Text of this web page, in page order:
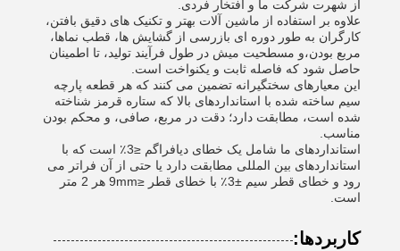
از شهرت شرکت ما و افتخار فردی.
علاوه بر استفاده از ماشین آلات بهتر و تکنیک های دقیق بافتن،
کارگران به طور دوره ای بازرسی از گشایش ها، قطب نماها،
مربع بودن،و مسطحیت میش در طول فرآیند تولید، تا اطمینان
حاصل شود که فاصله ثابت و یکنواخت است.
این معیارهای سختگیرانه تضمین می کنند که هر قطعه پارچه
سیم ساخته شده با استانداردهای بالا که ستاره قرمز شناخته
شده است، مطابقت دارد؛ دقت در مربع، صافی، و محکم بودن
مناسب.
استانداردهای ما شامل یک خطای دیافراگم ≤3٪ است که با
استانداردهای بین المللی مطابقت دارد یا حتی از آن فراتر می
رود و خطای قطر سیم ±3٪ با خطای قطر ≤9mm هر 2 متر
است.
کاربردها: